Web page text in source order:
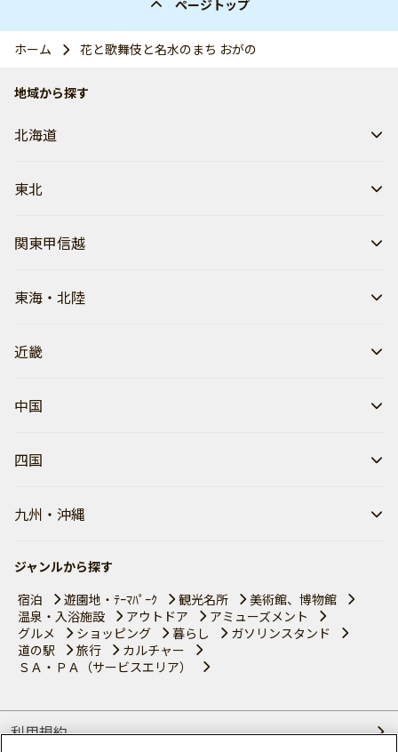
ページトップ
ホーム 花と歌舞伎と名水のまち おがの
地域から探す
北海道
東北
関東甲信越
東海・北陸
近畿
中国
四国
九州・沖縄
ジャンルから探す
宿泊
遊園地・ﾃｰﾏﾊﾟｰｸ 観光名所
美術館、博物館
温泉・入浴施設
アウトドア
アミューズメント
グルメ
ショッピング 暮らし
ガソリンスタンド
道の駅
旅行
カルチャー
ＳＡ・ＰＡ（サービスエリア）
利用規約